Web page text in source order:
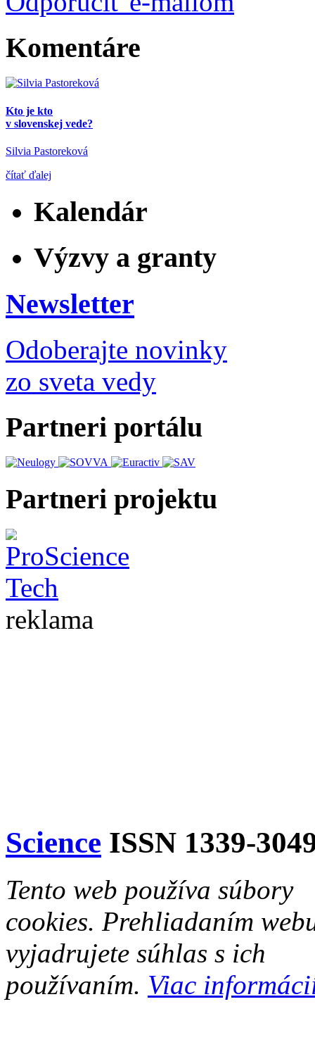
Komentáre
Kto je kto
v slovenskej vede?
Silvia Pastoreková
čítať ďalej
Kalendár
Výzvy a granty
Newsletter
Odoberajte novinky
zo sveta vedy
Partneri portálu
Partneri projektu
reklama
Science ISSN 1339-
Tento web používa súbory
cookies. Prehliadaním
vyjadrujete súhlas s ich
používaním. Viac